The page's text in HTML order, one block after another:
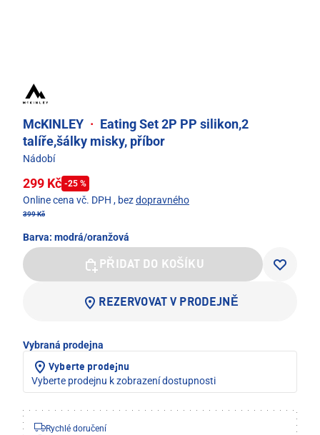
McKINLEY · Eating Set 2P PP silikon,2
talíře,šálky misky, příbor
Nádobí
299 Kč -25 %
Online cena vč. DPH , bezdopravného
399 Kč
Barva: modrá/oranžová
PŘIDAT DO KOŠÍKU
REZERVOVAT V PRODEJNĚ
Vybraná prodejna
Vyberte prodejnu
Vyberte prodejnu k zobrazení dostupnosti
Rychlé doručení